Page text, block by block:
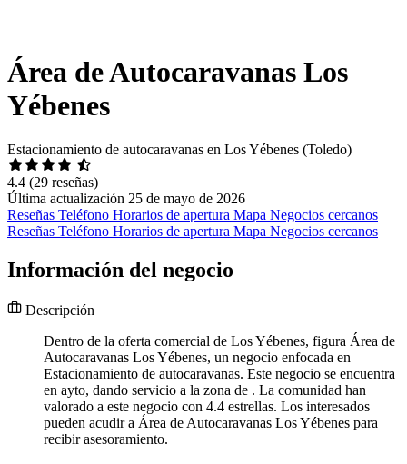
Área de Autocaravanas Los
Yébenes
Estacionamiento de autocaravanas en Los Yébenes (Toledo)
4.4 (29 reseñas)
Última actualización 25 de mayo de 2026
Reseñas Teléfono Horarios de apertura Mapa Negocios cercanos
Reseñas Teléfono Horarios de apertura Mapa Negocios cercanos
Información del negocio
Descripción
Dentro de la oferta comercial de Los Yébenes, figura Área de
Autocaravanas Los Yébenes, un negocio enfocada en
Estacionamiento de autocaravanas. Este negocio se encuentra
en ayto, dando servicio a la zona de . La comunidad han
valorado a este negocio con 4.4 estrellas. Los interesados
pueden acudir a Área de Autocaravanas Los Yébenes para
recibir asesoramiento.